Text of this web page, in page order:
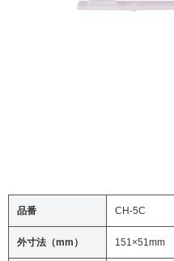
品番 CH-5C
外寸法（mm） 151×51mm